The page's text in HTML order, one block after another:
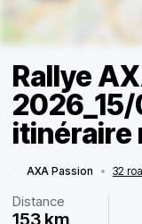
Rallye
itinéraire
AXA Passion • 32
Distance
153 km